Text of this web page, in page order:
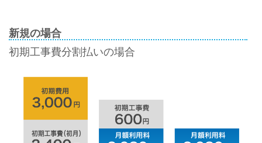
新規の場合
初期工事費分割払いの場合